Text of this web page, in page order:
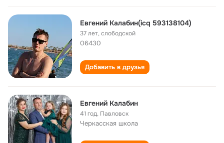
Евгений Калабин(icq 593138104)
37 лет,слободской
06430
Добавить в друзья
Евгений Калабин
41 год, Павловск
Черкасская школа